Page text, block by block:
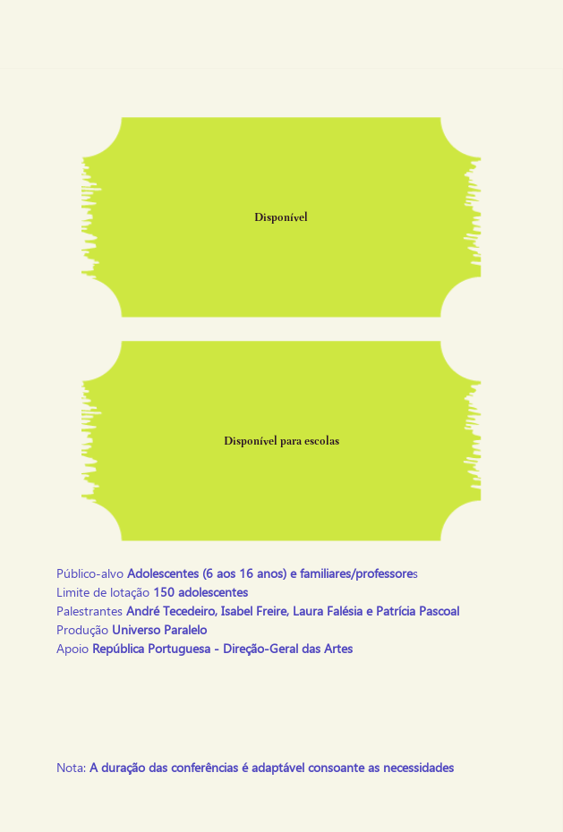
Disponível
Disponível para escolas
Público-alvo Adolescentes(6 aos 16 anos) e familiares/professores
Limite de lotação 150 adolescentes
Palestrantes André Tecedeiro, Isabel Freire, Laura Falésia e Patrícia Pascoal
Produção Universo Paralelo
Apoio República Portuguesa - Direção-Geral das Artes
Nota: A duração das conferências é adaptável consoante as necessidades